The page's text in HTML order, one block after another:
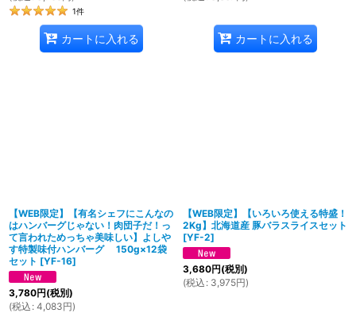
1件
カートに入れる カートに入れる
【WEB限定】【有名シェフにこんなの
はハンバーグじゃない！肉団子だ！っ
て言われためっちゃ美味しい】よしや
す特製味付ハンバーグ 150g×12袋
セット [YF-16]
3,780円(税別)
(税込 : 4,083円)
【WEB限定】【いろいろ使える特盛！
2Kg】北海道産 豚バラスライスセット
[YF-2]
3,680円(税別)
(税込 : 3,975円)